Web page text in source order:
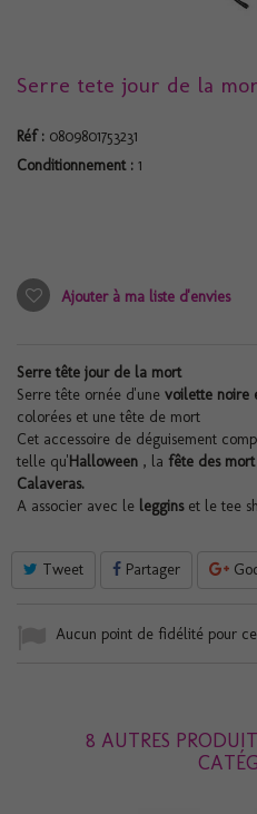
Serre tete jour de la
Réf : 0809801753231
Conditionnement : 1
Ajouter à ma liste d'envies
Serre tête jour de la mort
Serre tête ornée d'une voilette noire
colorées et une tête de mort
Cet accessoire de déguisement
telle qu'Halloween , la fête des mort
Calaveras.
A associer avec le legginset le tee
Tweet Partager
Aucun point de fidélité pour
8 AUTRES